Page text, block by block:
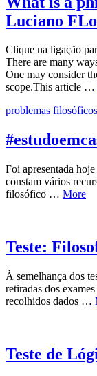
Luciano
Clique na ligação
There are many
One may consider
scope.This article …
problemas filosóficos
Foi apresentada
constam vários
filosófico … More
Teste:
À semelhança dos
retiradas dos
recolhidos dados …
Teste de